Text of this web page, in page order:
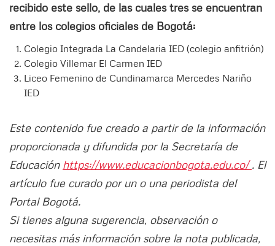
recibido este sello, de las cuales tres se encuentran
entre los colegios oficiales de Bogotá:
Colegio Integrada La Candelaria IED (colegio anfitrión)
Colegio Villemar El Carmen IED
Liceo Femenino de Cundinamarca Mercedes Nariño
IED
Este contenido fue creado a partir de la información
proporcionada y difundida por la Secretaría de
Educación https://www.educacionbogota.edu.co/. El
artículo fue curado por un o una periodista del
Portal Bogotá.
Si tienes alguna sugerencia, observación o
necesitas más información sobre la nota publicada,